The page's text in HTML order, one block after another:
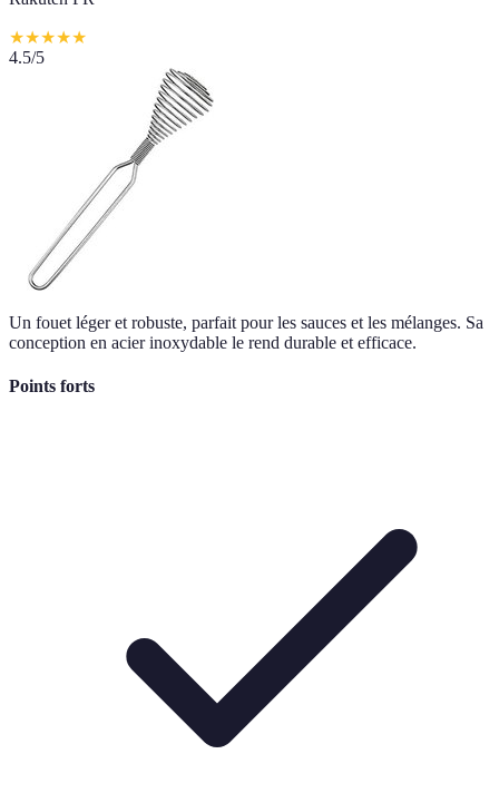
★★★★★
4.5/5
Un fouet léger et robuste, parfait pour les sauces et les mélanges. Sa
conception en acier inoxydable le rend durable et efficace.
Points forts